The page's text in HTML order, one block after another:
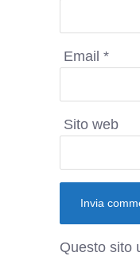
Email *
Sito web
Questo sito